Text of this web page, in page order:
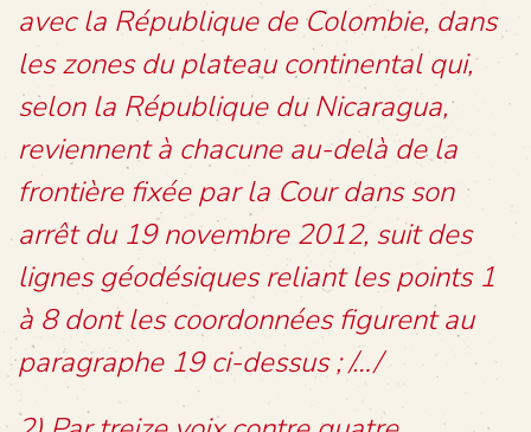
avec la République de Colombie, dans
les zones du plateau continental qui,
selon la République du Nicaragua,
reviennent à chacune au-delà de la
frontière fixée par la Cour dans son
arrêt du 19 novembre 2012, suit des
lignes géodésiques reliant les points 1
à 8 dont les coordonnées figurent au
paragraphe 19 ci-dessus ; /…/